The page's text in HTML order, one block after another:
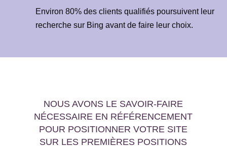
Environ 80% des clients qualifiés poursuivent leur
recherche sur Bing avant de faire leur choix.
NOUS AVONS LE SAVOIR-FAIRE
NÉCESSAIRE EN RÉFÉRENCEMENT
POUR POSITIONNER VOTRE SITE
SUR LES PREMIÈRES POSITIONS